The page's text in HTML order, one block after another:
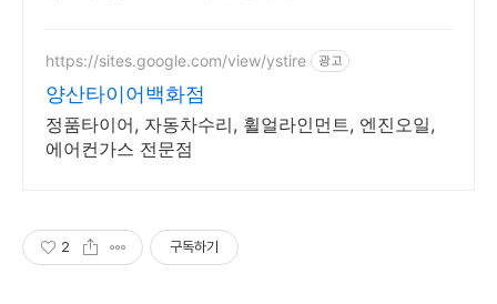
요.
https://sites.google.com/view/ystire 광고
양산타이어백화점
정품타이어, 자동차수리, 휠얼라인먼트, 엔진오일,
에어컨가스 전문점
2 구독하기